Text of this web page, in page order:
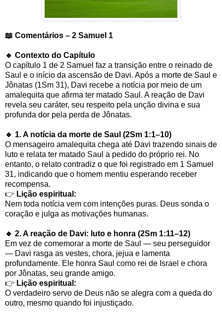
📖 Comentários – 2 Samuel 1
🔹 Contexto do Capítulo
O capítulo 1 de 2 Samuel faz a transição entre o reinado de
Saul e o início da ascensão de Davi. Após a morte de Saul e
Jônatas (1Sm 31), Davi recebe a notícia por meio de um
amalequita que afirma ter matado Saul. A reação de Davi
revela seu caráter, seu respeito pela unção divina e sua
profunda dor pela perda de Jônatas.
🔹 1. A notícia da morte de Saul (2Sm 1:1–10)
O mensageiro amalequita chega até Davi trazendo sinais de
luto e relata ter matado Saul a pedido do próprio rei. No
entanto, o relato contradiz o que foi registrado em 1 Samuel
31, indicando que o homem mentiu esperando receber
recompensa.
👉 Lição espiritual:
Nem toda notícia vem com intenções puras. Deus sonda o
coração e julga as motivações humanas.
🔹 2. A reação de Davi: luto e honra (2Sm 1:11–12)
Em vez de comemorar a morte de Saul — seu perseguidor
— Davi rasga as vestes, chora, jejua e lamenta
profundamente. Ele honra Saul como rei de Israel e chora
por Jônatas, seu grande amigo.
👉 Lição espiritual:
O verdadeiro servo de Deus não se alegra com a queda do
outro, mesmo quando foi injustiçado.